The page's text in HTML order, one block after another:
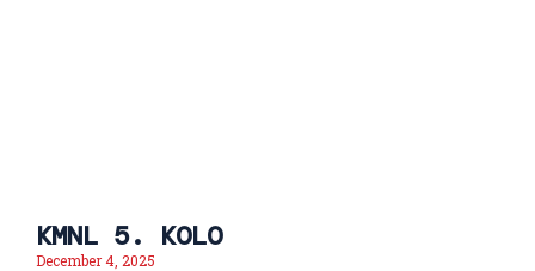
KMNL 5. KOLO
December 4, 2025